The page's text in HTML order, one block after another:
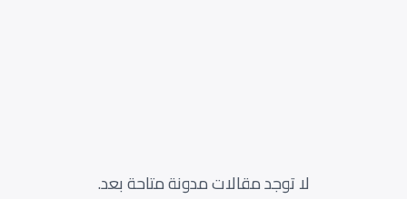
لا توجد مقالات مدونة متاحة بعد.